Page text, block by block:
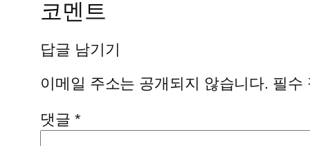
코멘트
답글 남기기
이메일 주소는 공개되지 않습니다. 필수
댓글 *